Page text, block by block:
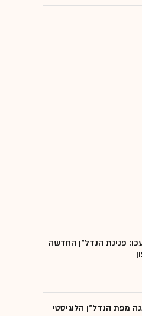
פנינת הנדל"ן החדשה
מפת הנדל"ן הלוגיסטי